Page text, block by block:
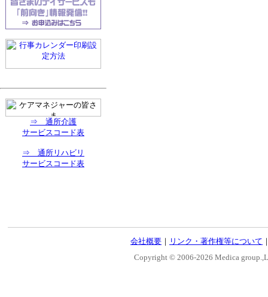
⇒ 通所介護
サービスコード表
⇒ 通所リハビリ
サービスコード表
会社概要 ｜ リンク・著作権等について
Copyright © 2006-2026 Medica